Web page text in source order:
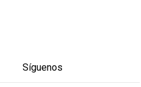
Síguenos